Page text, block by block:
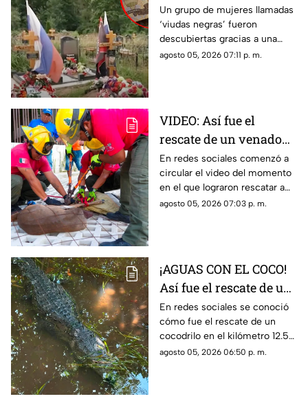
casan con soldados
para cobrar
indemnizaciones
Un grupo de mujeres llamadas
‘viudas negras’ fueron
descubiertas gracias a una
investigación que reveló que
agosto 05, 2026 07:11 p. m.
VIDEO: Así fue el
rescate de un venado
cola blanca en
Cozumel; quedó
atrapado en una malla
ciclónica
En redes sociales comenzó a
circular el video del momento
en el que lograron rescatar a
un venado cola blanca en
agosto 05, 2026 07:03 p. m.
¡AGUAS CON EL COCO!
Así fue el rescate de un
cocodrilo en la Zona
Hotelera de Cancún
En redes sociales se conoció
cómo fue el rescate de un
cocodrilo en el kilómetro 12.5
de la Zona Hotelera de Cancún.
agosto 05, 2026 06:50 p. m.